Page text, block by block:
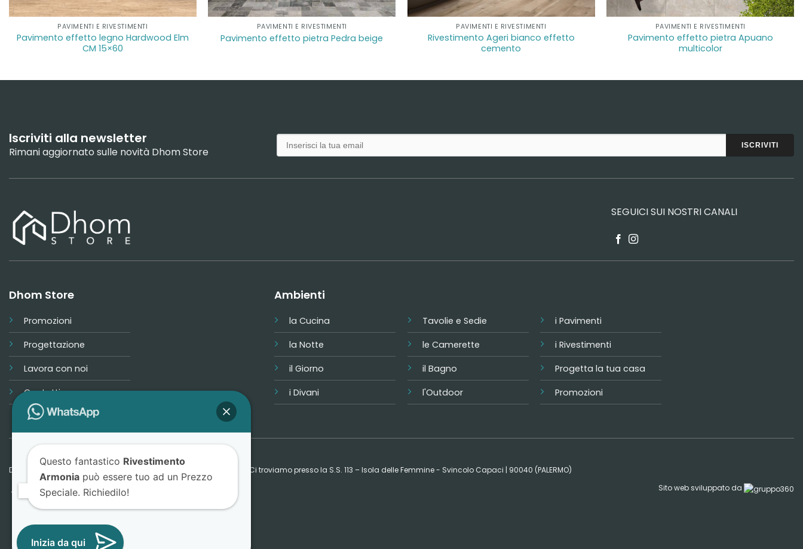
PAVIMENTI E RIVESTIMENTI
Pavimento effetto legno Hardwood Elm
CM 15×60
PAVIMENTI E RIVESTIMENTI
Pavimento effetto pietra Pedra beige
PAVIMENTI E RIVESTIMENTI
Rivestimento Ageri bianco effetto
cemento
PAVIMENTI E RIVESTIMENTI
Pavimento effetto pietra Apuano
multicolor
Iscriviti alla newsletter
Rimani aggiornato sulle novità Dhom Store
SEGUICI SUI NOSTRI CANALI
Dhom Store
Promozioni
Progettazione
Lavora con noi
Contatti
Ambienti
la Cucina
la Notte
il Giorno
i Divani
Tavolie e Sedie
le Camerette
il Bagno
l'Outdoor
i Pavimenti
i Rivestimenti
Progetta la tua casa
Promozioni
Dhom Store © 2026 - Tutti i diritti riservati - P.IVA: IT06593870824 - Ci troviamo presso la S.S. 113 – Isola delle Femmine - Svincolo Capaci | 90040 (PALERMO)
Termini e Condizioni Privacy Policy
Sito web sviluppato da
Questo fantastico Rivestimento
Armonia può essere tuo ad un Prezzo
Speciale. Richiedilo!
Inizia da qui